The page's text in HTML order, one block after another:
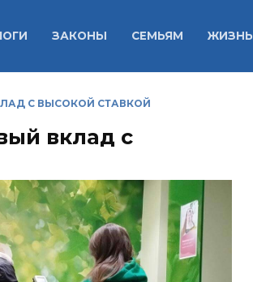
ЗАКОНЫ СЕМЬЯМ ЖИЗНЬ
С ВЫСОКОЙ СТАВКОЙ
вклад с